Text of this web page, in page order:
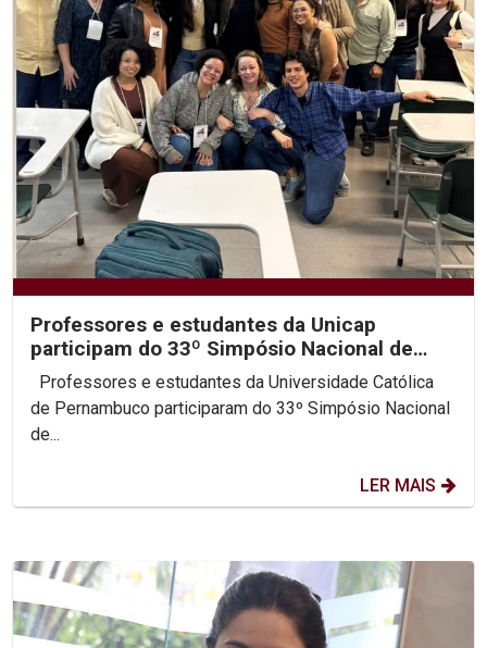
Professores e estudantes da Unicap
participam do 33º Simpósio Nacional de
História da ANPUH
de Pernambuco participaram do 33º Simpósio Nacional
de...
LER MAIS